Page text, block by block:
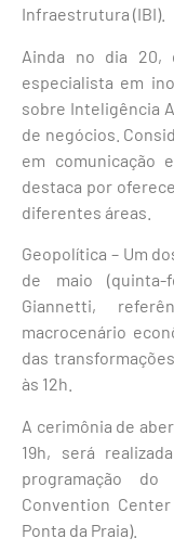
Infraestrutura (IBI).
Ainda no dia 20,
especialista em
sobre Inteligência
de negócios.
em comunicação
destaca por
diferentes áreas.
Geopolítica – Um
de maio (quinta-
Giannetti,
macrocenário
das
às 12h.
A cerimônia de
19h, será
programação
Convention
Ponta da Praia).